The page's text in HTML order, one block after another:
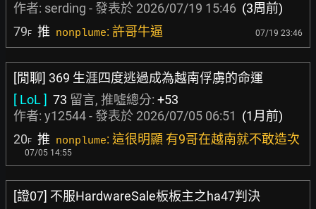
作者: serding - 發表於 2026/07/19 15:46 (3周前)
79F 推 nonplume: 許哥牛逼 07/19 23:46
[閒聊] 369 生涯四度逃過成為越南俘虜的命運
[ LoL ] 73 留言, 推噓總分: +53
作者: y12544- 發表於 2026/07/05 06:51 (1月前)
20F 推 nonplume: 這很明顯 有9哥在越南就不敢造次
07/05 14:55
[證07] 不服HardwareSale板板主之ha47判決